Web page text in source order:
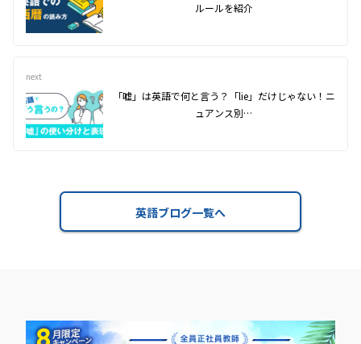
ルールを紹介
next
「嘘」は英語で何と言う？「lie」だけじゃない！ニ
ュアンス別…
英語ブログ一覧へ